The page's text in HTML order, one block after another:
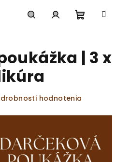
košík
| 3 x
hodnotenia